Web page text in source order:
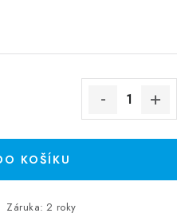
KOŠÍKU
Záruka: 2 roky